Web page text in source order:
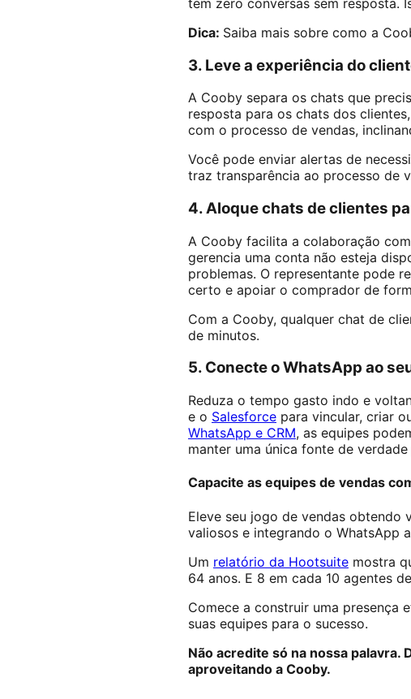
Dica: Saiba mais sobre como a
3. Leve a experiência do
A Cooby separa os chats que
resposta para os chats dos
com o processo de vendas,
Você pode enviar alertas de
traz transparência ao processo de
4. Aloque chats de clientes
A Cooby facilita a colaboração
gerencia uma conta não esteja
problemas. O representante pode
certo e apoiar o comprador de
Com a Cooby, qualquer chat de
de minutos.
5. Conecte o WhatsApp ao
Reduza o tempo gasto indo e
e o Salesforce para vincular, criar
WhatsApp e CRM, as equipes
manter uma única fonte de
Capacite as equipes de vendas
Eleve seu jogo de vendas obtendo
valiosos e integrando o WhatsApp
Um relatório da Hootsuite mostra
64 anos. E 8 em cada 10 agentes
Comece a construir uma presença
suas equipes para o sucesso.
Não acredite só na nossa palavra.
aproveitando a Cooby.